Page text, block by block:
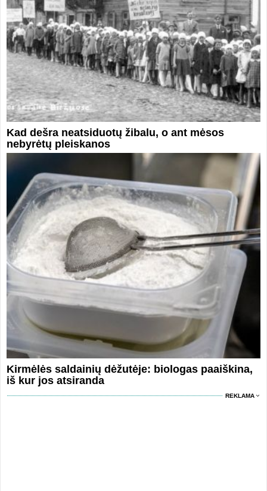
Kad dešra neatsiduotų žibalu, o ant mėsos
nebyrėtų pleiskanos
Kirmėlės saldainių dėžutėje: biologas paaiškina,
iš kur jos atsiranda
REKLAMA